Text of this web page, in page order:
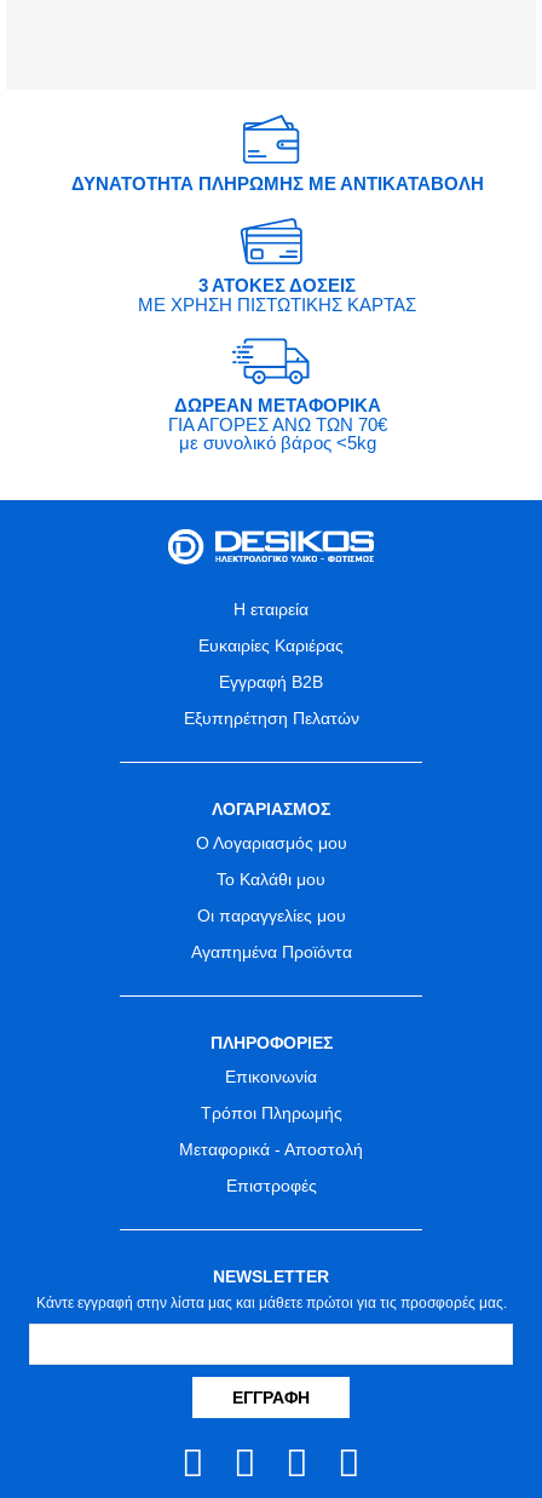
ΔΥΝΑΤΟΤΗΤΑ ΠΛΗΡΩΜΗΣ ΜΕ ΑΝΤΙΚΑΤΑΒΟΛΗ
3 ΑΤΟΚΕΣ ΔΟΣΕΙΣ
ΜΕ ΧΡΗΣΗ ΠΙΣΤΩΤΙΚΗΣ ΚΑΡΤΑΣ
ΔΩΡΕΑΝ ΜΕΤΑΦΟΡΙΚΑ
ΓΙΑ ΑΓΟΡΕΣ ΑΝΩ ΤΩΝ 70€
με συνολικό βάρος <5kg
Η εταιρεία
Ευκαιρίες Καριέρας
Εγγραφή B2B
Εξυπηρέτηση Πελατών
ΛΟΓΑΡΙΑΣΜΟΣ
Ο Λογαριασμός μου
Το Καλάθι μου
Οι παραγγελίες μου
Αγαπημένα Προϊόντα
ΠΛΗΡΟΦΟΡΙΕΣ
Επικοινωνία
Τρόποι Πληρωμής
Μεταφορικά - Αποστολή
Επιστροφές
NEWSLETTER
Κάντε εγγραφή στην λίστα μας και μάθετε πρώτοι για τις προσφορές μας.
ΕΓΓΡΑΦΉ